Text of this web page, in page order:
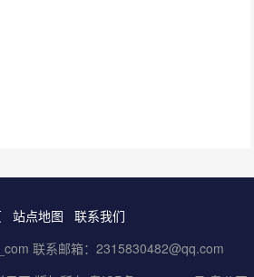
站点地图
联系我们
联系邮箱：2315830482@qq.com